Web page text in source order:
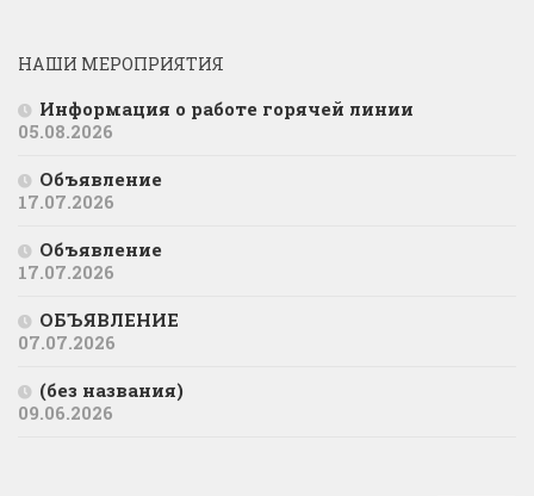
НАШИ МЕРОПРИЯТИЯ
Информация о работе горячей линии
05.08.2026
Объявление
17.07.2026
Объявление
17.07.2026
ОБЪЯВЛЕНИЕ
07.07.2026
(без названия)
09.06.2026